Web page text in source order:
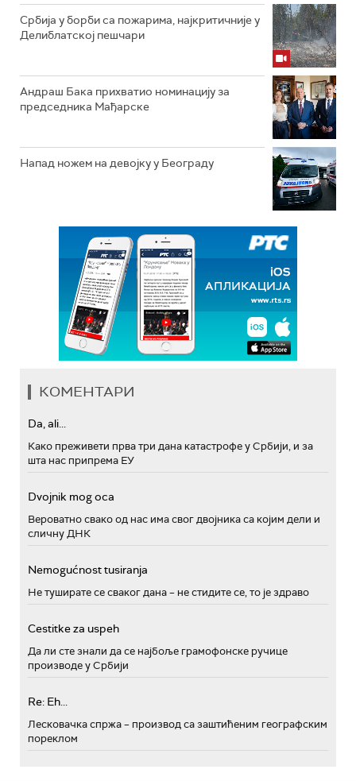
Србија у борби са пожарима, најкритичније у
Делиблатској пешчари
Андраш Бака прихватио номинацију за
председника Мађарске
Напад ножем на девојку у Београду
КОМЕНТАРИ
Da, ali...
Како преживети прва три дана катастрофе у Србији, и за
шта нас припрема ЕУ
Dvojnik mog oca
Вероватно свако од нас има свог двојника са којим дели и
сличну ДНК
Nemogućnost tusiranja
Не туширате се сваког дана – не стидите се, то је здраво
Cestitke za uspeh
Да ли сте знали да се најбоље грамофонске ручице
производе у Србији
Re: Eh...
Лесковачка спржа – производ са заштићеним географским
пореклом